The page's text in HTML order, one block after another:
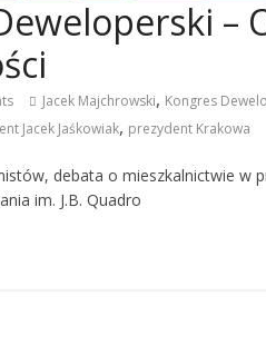
–
Jacek Majchrowski, Kongres
Jacek Jaśkowiak, prezydent Krakowa
debata o mieszkalnictwie w
im. J.B. Quadro